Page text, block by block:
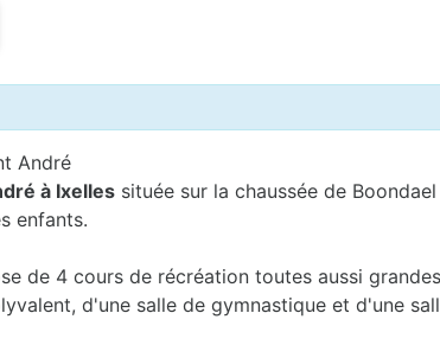
André
à Ixelles située sur la chaussée de
enfants.
de 4 cours de récréation toutes aussi
d'une salle de gymnastique et d'une